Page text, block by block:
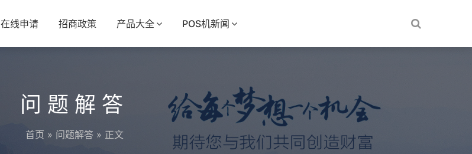
在线申请 招商政策 产品大全 POS机新闻
问题解答
首页 » 问题解答 » 正文